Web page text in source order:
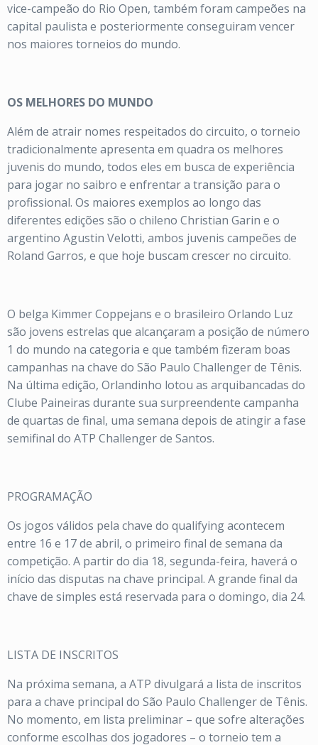
vice-campeão do Rio Open, também foram campeões na
capital paulista e posteriormente conseguiram vencer
nos maiores torneios do mundo.
OS MELHORES DO MUNDO
Além de atrair nomes respeitados do circuito, o torneio
tradicionalmente apresenta em quadra os melhores
juvenis do mundo, todos eles em busca de experiência
para jogar no saibro e enfrentar a transição para o
profissional. Os maiores exemplos ao longo das
diferentes edições são o chileno Christian Garin e o
argentino Agustin Velotti, ambos juvenis campeões de
Roland Garros, e que hoje buscam crescer no circuito.
O belga Kimmer Coppejans e o brasileiro Orlando Luz
são jovens estrelas que alcançaram a posição de número
1 do mundo na categoria e que também fizeram boas
campanhas na chave do São Paulo Challenger de Tênis.
Na última edição, Orlandinho lotou as arquibancadas do
Clube Paineiras durante sua surpreendente campanha
de quartas de final, uma semana depois de atingir a fase
semifinal do ATP Challenger de Santos.
PROGRAMAÇÃO
Os jogos válidos pela chave do qualifying acontecem
entre 16 e 17 de abril, o primeiro final de semana da
competição. A partir do dia 18, segunda-feira, haverá o
início das disputas na chave principal. A grande final da
chave de simples está reservada para o domingo, dia 24.
LISTA DE INSCRITOS
Na próxima semana, a ATP divulgará a lista de inscritos
para a chave principal do São Paulo Challenger de Tênis.
No momento, em lista preliminar – que sofre alterações
conforme escolhas dos jogadores – o torneio tem a